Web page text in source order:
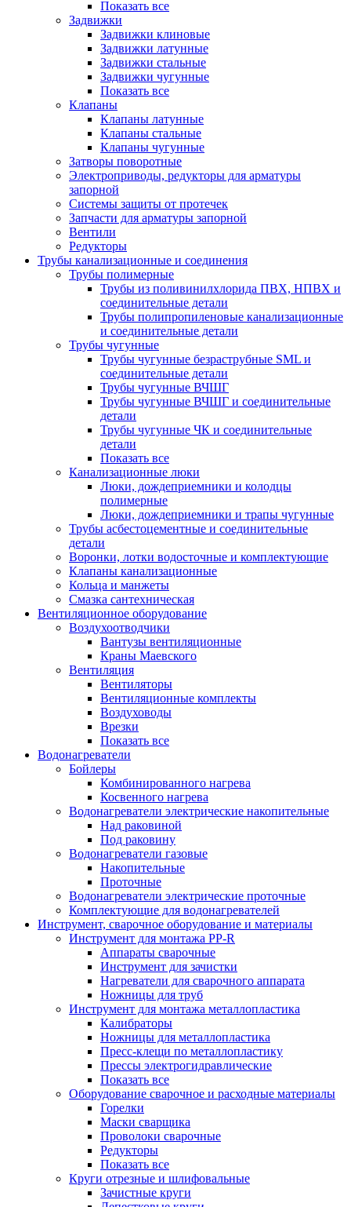
Показать все
Задвижки
Задвижки клиновые
Задвижки латунные
Задвижки стальные
Задвижки чугунные
Показать все
Клапаны
Клапаны латунные
Клапаны стальные
Клапаны чугунные
Затворы поворотные
Электроприводы, редукторы для арматуры
запорной
Системы защиты от протечек
Запчасти для арматуры запорной
Вентили
Редукторы
Трубы канализационные и соединения
Трубы полимерные
Трубы из поливинилхлорида ПВХ, НПВХ и
соединительные детали
Трубы полипропиленовые канализационные
и соединительные детали
Трубы чугунные
Трубы чугунные безраструбные SML и
соединительные детали
Трубы чугунные ВЧШГ
Трубы чугунные ВЧШГ и соединительные
детали
Трубы чугунные ЧК и соединительные
детали
Показать все
Канализационные люки
Люки, дождеприемники и колодцы
полимерные
Люки, дождеприемники и трапы чугунные
Трубы асбестоцементные и соединительные
детали
Воронки, лотки водосточные и комплектующие
Клапаны канализационные
Кольца и манжеты
Смазка сантехническая
Вентиляционное оборудование
Воздухоотводчики
Вантузы вентиляционные
Краны Маевского
Вентиляция
Вентиляторы
Вентиляционные комплекты
Воздуховоды
Врезки
Показать все
Водонагреватели
Бойлеры
Комбинированного нагрева
Косвенного нагрева
Водонагреватели электрические накопительные
Над раковиной
Под раковину
Водонагреватели газовые
Накопительные
Проточные
Водонагреватели электрические проточные
Комплектующие для водонагревателей
Инструмент, сварочное оборудование и материалы
Инструмент для монтажа PP-R
Аппараты сварочные
Инструмент для зачистки
Нагреватели для сварочного аппарата
Ножницы для труб
Инструмент для монтажа металлопластика
Калибраторы
Ножницы для металлопластика
Пресс-клещи по металлопластику
Прессы электрогидравлические
Показать все
Оборудование сварочное и расходные материалы
Горелки
Маски сварщика
Проволоки сварочные
Редукторы
Показать все
Круги отрезные и шлифовальные
Зачистные круги